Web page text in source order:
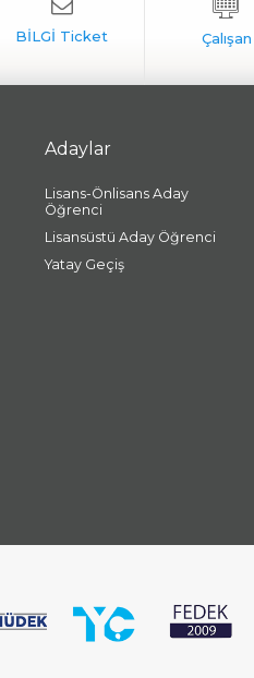
Adaylar
Lisans-Önlisans Aday
Öğrenci
Lisansüstü Aday Öğrenci
Yatay Geçiş